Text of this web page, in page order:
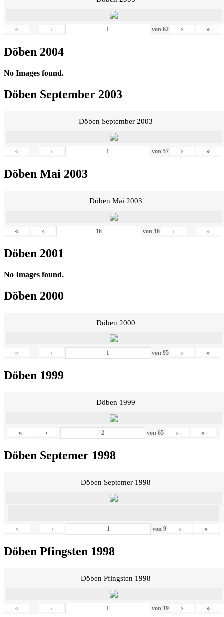
« ‹ von 62 › »
Döben 2004
No Images found.
Döben September 2003
Döben September 2003
« ‹ von 57 › »
Döben Mai 2003
Döben Mai 2003
« ‹ von 16 › »
Döben 2001
No Images found.
Döben 2000
Döben 2000
« ‹ von 95 › »
Döben 1999
Döben 1999
« ‹ von 65 › »
Döben Septemer 1998
Döben Septemer 1998
« ‹ von9 › »
Döben Pfingsten 1998
Döben Pfingsten 1998
« ‹ von 19 › »